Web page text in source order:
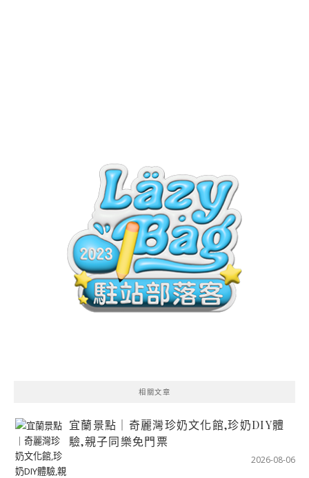
相關文章
宜蘭景點｜奇麗灣珍奶文化館,珍奶DIY體
驗,親子同樂免門票
2026-08-06